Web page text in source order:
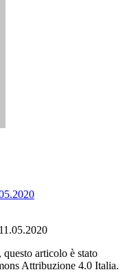
11.05.2020
articolo è stato
Attribuzione 4.0 Italia.